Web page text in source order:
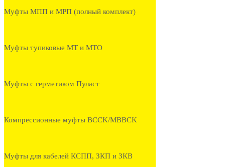
Муфты МПП и МРП (полный комплект)
Муфты тупиковые МТ и МТО
Муфты с герметиком Пуласт
Компрессионные муфты BCCK/MBBCK
Муфты для кабелей КСПП, ЗКП и ЗКВ